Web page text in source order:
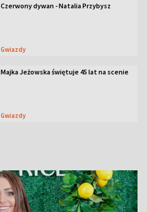
Czerwony dywan - Natalia Przybysz
Gwiazdy
Majka Jeżowska świętuje 45 lat na scenie
Gwiazdy